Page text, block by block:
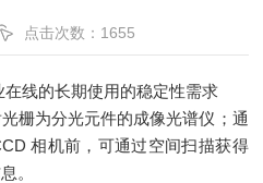
点击次数：1655
线的长期使用的稳定性需求
栅为分光元件的成像光谱仪；通
相机前，可通过空间扫描获得
。